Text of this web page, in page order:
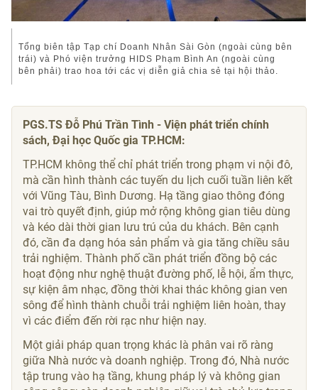
Tổng biên tập Tạp chí Doanh Nhân Sài Gòn (ngoài cùng bên
trái) và Phó viện trưởng HIDS Phạm Bình An (ngoài cùng
bên phải) trao hoa tới các vị diễn giả chia sẻ tại hội thảo.
PGS.TS Đỗ Phú Trần Tình - Viện phát triển chính
sách, Đại học Quốc gia TP.HCM:
TP.HCM không thể chỉ phát triển trong phạm vi nội đô,
mà cần hình thành các tuyến du lịch cuối tuần liên kết
với Vũng Tàu, Bình Dương. Hạ tầng giao thông đóng
vai trò quyết định, giúp mở rộng không gian tiêu dùng
và kéo dài thời gian lưu trú của du khách. Bên cạnh
đó, cần đa dạng hóa sản phẩm và gia tăng chiều sâu
trải nghiệm. Thành phố cần phát triển đồng bộ các
hoạt động như nghệ thuật đường phố, lễ hội, ẩm thực,
sự kiện âm nhạc, đồng thời khai thác không gian ven
sông để hình thành chuỗi trải nghiệm liên hoàn, thay
vì các điểm đến rời rạc như hiện nay.
Một giải pháp quan trọng khác là phân vai rõ ràng
giữa Nhà nước và doanh nghiệp. Trong đó, Nhà nước
tập trung vào hạ tầng, khung pháp lý và không gian